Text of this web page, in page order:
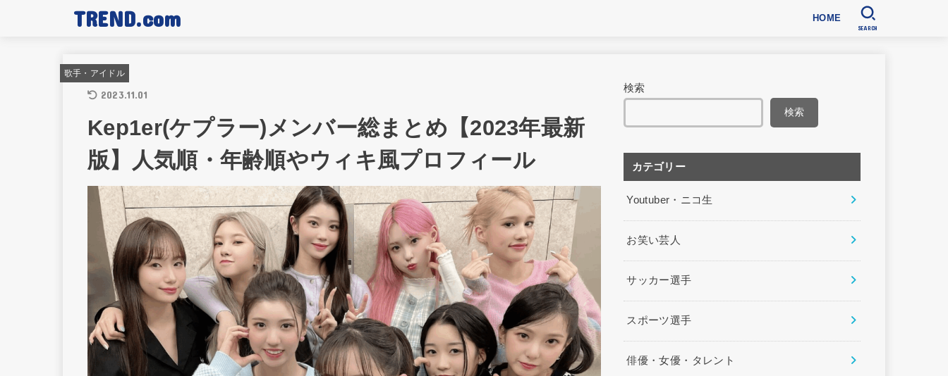
TREND.com HOME
SEARCH
歌手・アイドル
2023.11.01
Kep1er(ケプラー)メンバー総まとめ【2023年最新
版】人気順・年齢順やウィキ風プロフィール
検索
検索
カテゴリー
Youtuber・ニコ生
お笑い芸人
サッカー選手
スポーツ選手
俳優・女優・タレント